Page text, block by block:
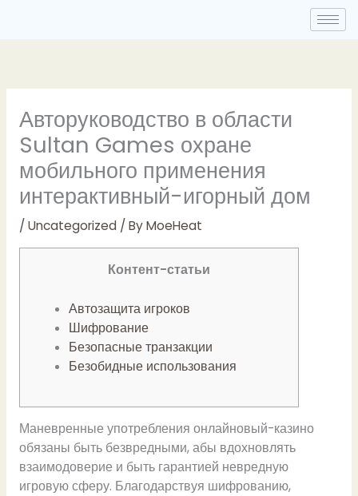
Авторуководство в области
Sultan Games охране
мобильного применения
интерактивный-игорный дом
/ Uncategorized/ ByMoeHeat
Контент-статьи
Автозащита игроков
Шифрование
Безопасные транзакции
Безобидные использования
Маневренные употребления онлайновый-казино
обязаны быть безвредными, абы вдохновлять
взаимодоверие и быть гарантией невредную
игровую сферу. Благодарствуя шифрованию,